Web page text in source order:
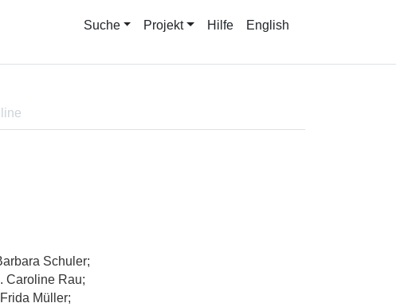
Suche Projekt Hilfe English
Schuler;
Caroline Rau;
Müller;